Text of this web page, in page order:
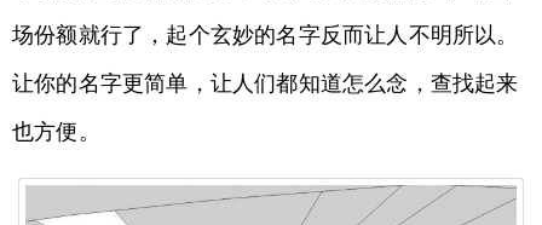
场份额就行了，起个玄妙的名字反而让人不明所以。
让你的名字更简单，让人们都知道怎么念，查找起来
也方便。